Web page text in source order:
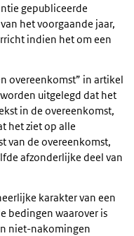
gepubliceerde
het voorgaande jaar,
indien het om een
overeenkomst” in artikel
uitgelegd dat het
in de overeenkomst,
het ziet op alle
van de overeenkomst,
afzonderlijke deel van
karakter van een
bedingen waarover is
niet-nakomingen